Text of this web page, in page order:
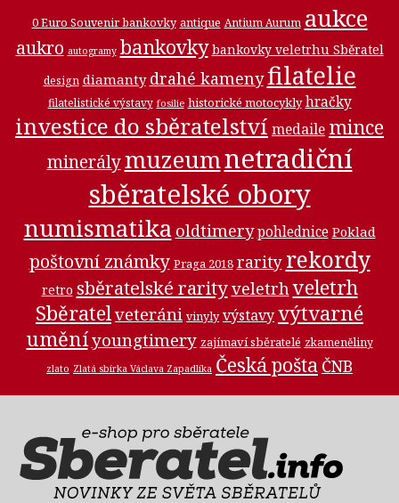
0 Euro Souvenir bankovky antique Antium Aurum aukce
aukro autogramy bankovky bankovky veletrhu Sběratel
design diamanty drahé kamenyfilatelie
filatelistické výstavy fosilie historické motocykly hračky
investice do sběratelství medaile mince
minerálymuzeumnetradiční
sběratelské obory
numismatika oldtimery pohlednice Poklad
poštovní známky Praga 2018 rarity rekordy
retro sběratelské rarityveletrhveletrh
Sběratelveteráni vinyly výstavyvýtvarné
uměníyoungtimery zajímaví sběratelé zkameněliny
zlato Zlatá sbírka Václava Zapadlíka Česká pošta ČNB